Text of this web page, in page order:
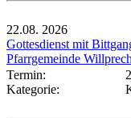
22.08. 2026
Gottesdienst mit
Pfarrgemeinde
Termin:
Kategorie: